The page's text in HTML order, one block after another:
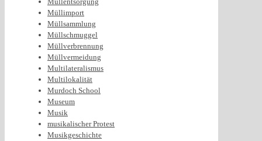
Müllimport
Müllsammlung
Müllschmuggel
Müllverbrennung
Müllvermeidung
Multilateralismus
Multilokalität
Murdoch School
Museum
Musik
musikalischer Protest
Musikgeschichte